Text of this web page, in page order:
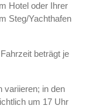
Hotel oder Ihrer
Steg/Yachthafen
beträgt je
variieren; in den
um 17 Uhr